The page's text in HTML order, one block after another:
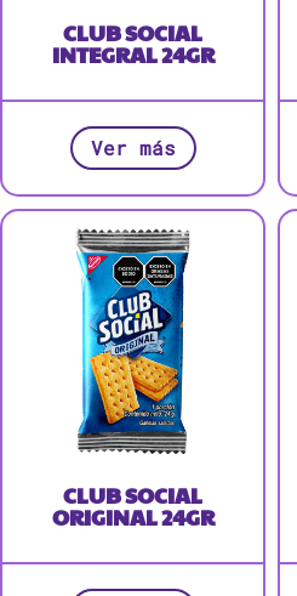
CLUB SOCIAL
INTEGRAL 24GR
Ver más
CLUB SOCIAL
ORIGINAL 24GR